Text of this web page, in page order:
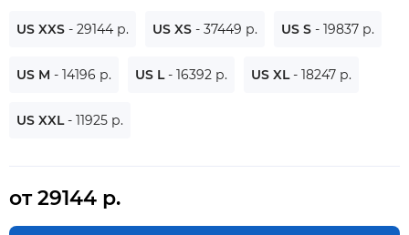
US XXS - 29144 р. US XS - 37449 р. US S - 19837 р.
US M - 14196 р. US L- 16392 р. US XL- 18247 р.
US XXL- 11925 р.
от 29144 р.